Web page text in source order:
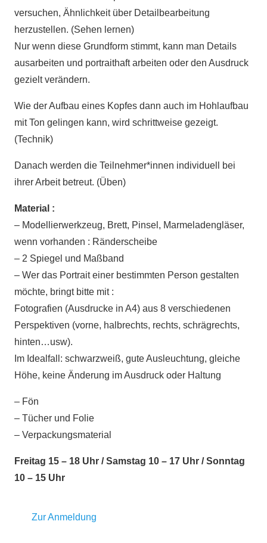
versuchen, Ähnlichkeit über Detailbearbeitung
herzustellen. (Sehen lernen)
Nur wenn diese Grundform stimmt, kann man Details
ausarbeiten und portraithaft arbeiten oder den Ausdruck
gezielt verändern.
Wie der Aufbau eines Kopfes dann auch im Hohlaufbau
mit Ton gelingen kann, wird schrittweise gezeigt.
(Technik)
Danach werden die Teilnehmer*innen individuell bei
ihrer Arbeit betreut. (Üben)
Material :
– Modellierwerkzeug, Brett, Pinsel, Marmeladengläser,
wenn vorhanden : Ränderscheibe
– 2 Spiegel und Maßband
– Wer das Portrait einer bestimmten Person gestalten
möchte, bringt bitte mit :
Fotografien (Ausdrucke in A4) aus 8 verschiedenen
Perspektiven (vorne, halbrechts, rechts, schrägrechts,
hinten…usw).
Im Idealfall: schwarzweiß, gute Ausleuchtung, gleiche
Höhe, keine Änderung im Ausdruck oder Haltung
– Fön
– Tücher und Folie
– Verpackungsmaterial
Freitag 15 – 18 Uhr / Samstag 10 – 17 Uhr / Sonntag
10 – 15 Uhr
Zur Anmeldung